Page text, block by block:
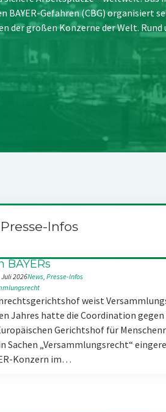
BAYER-Gefahren (CBG) organisiert
der großen Konzerne der Welt.
Infos
BAYERs
2026News, Presse-Infos
weist
Jahres hatte die Coordination gegen
Gerichtshof für
Sachen „Versammlungsrecht“
Konzern im…